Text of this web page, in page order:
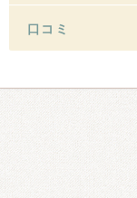
口コミ